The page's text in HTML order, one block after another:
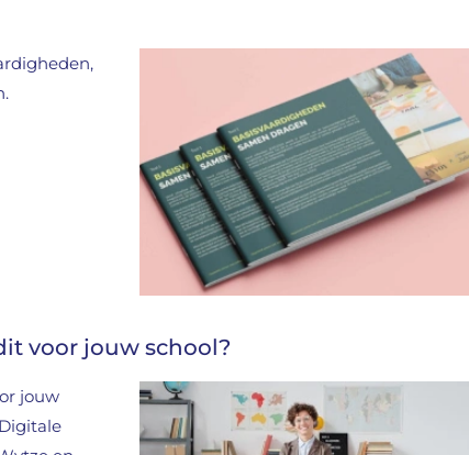
voor jouw school?
jouw